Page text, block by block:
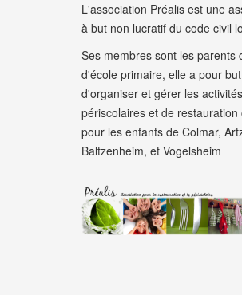
L'association Préalis est une
à but non lucratif du code civil
Ses membres sont les parents
d'école primaire, elle a pour but
d'organiser et gérer les activités
périscolaires et de restauration
pour les enfants de Colmar,
Baltzenheim, et Vogelsheim